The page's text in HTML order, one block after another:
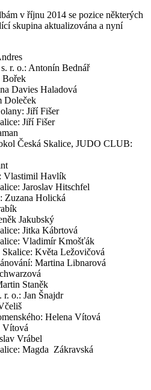
v říjnu 2014 se pozice některých
skupina aktualizována a nyní
r. o.: Antonín Bednář
Bořek
Davies Haladová
Doleček
Jiří Fišer
Jiří Fišer
Česká Skalice, JUDO CLUB:
Vlastimil Havlík
Jaroslav Hitschfel
Zuzana Holická
Jakubský
Jitka Kábrtová
Vladimír Kmošťák
Květa Ležovičová
Martina Libnarová
Staněk
o.: Jan Šnajdr
Helena Vítová
Vítová
Vrábel
Magda Zákravská